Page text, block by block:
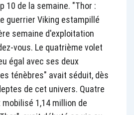
10 de la semaine. "Thor :
guerrier Viking estampillé
semaine d'exploitation
vous. Le quatrième volet
égal avec ses deux
ténèbres" avait séduit, dès
de cet univers. Quatre
1,14 million de